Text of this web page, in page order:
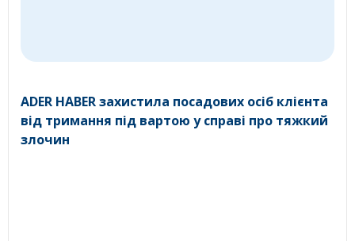
ADER HABER захистила посадових осіб клієнта
від тримання під вартою у справі про тяжкий
злочин